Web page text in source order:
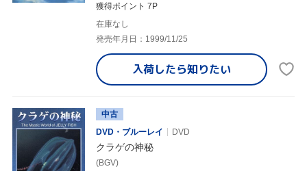
獲得ポイント 7P
在庫なし
発売年月日：1999/11/25
入荷したら知りたい
中古
DVD・ブルーレイ
DVD
クラゲの神秘
(BGV)